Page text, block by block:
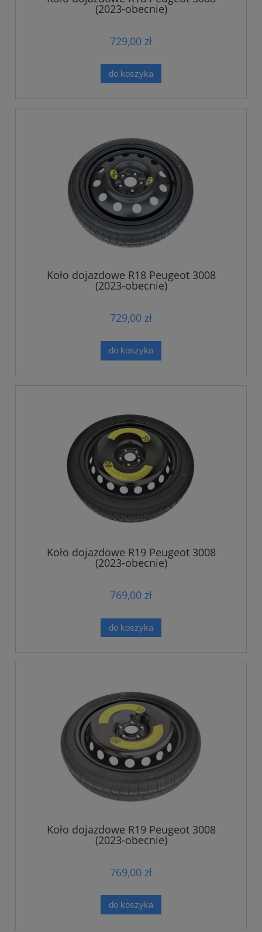
(2023-obecnie)
729,00 zł
do koszyka
Koło dojazdowe R18 Peugeot 3008
(2023-obecnie)
729,00 zł
do koszyka
Koło dojazdowe R19 Peugeot 3008
(2023-obecnie)
769,00 zł
do koszyka
Koło dojazdowe R19 Peugeot 3008
(2023-obecnie)
769,00 zł
do koszyka